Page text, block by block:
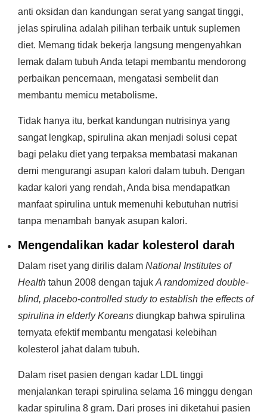
anti oksidan dan kandungan serat yang sangat tinggi,
jelas spirulina adalah pilihan terbaik untuk suplemen
diet. Memang tidak bekerja langsung mengenyahkan
lemak dalam tubuh Anda tetapi membantu mendorong
perbaikan pencernaan, mengatasi sembelit dan
membantu memicu metabolisme.
Tidak hanya itu, berkat kandungan nutrisinya yang
sangat lengkap, spirulina akan menjadi solusi cepat
bagi pelaku diet yang terpaksa membatasi makanan
demi mengurangi asupan kalori dalam tubuh. Dengan
kadar kalori yang rendah, Anda bisa mendapatkan
manfaat spirulina untuk memenuhi kebutuhan nutrisi
tanpa menambah banyak asupan kalori.
Mengendalikan kadar kolesterol darah
Dalam riset yang dirilis dalam National Institutes of
Health tahun 2008 dengan tajuk A randomized double-
blind, placebo-controlled study to establish the effects of
spirulina in elderly Koreans diungkap bahwa spirulina
ternyata efektif membantu mengatasi kelebihan
kolesterol jahat dalam tubuh.
Dalam riset pasien dengan kadar LDL tinggi
menjalankan terapi spirulina selama 16 minggu dengan
kadar spirulina 8 gram. Dari proses ini diketahui pasien